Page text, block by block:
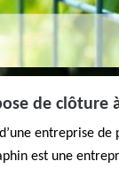
de clôture
entreprise
est une